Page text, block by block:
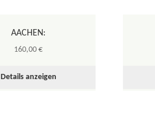
AACHEN:
160,00€
Details anzeigen